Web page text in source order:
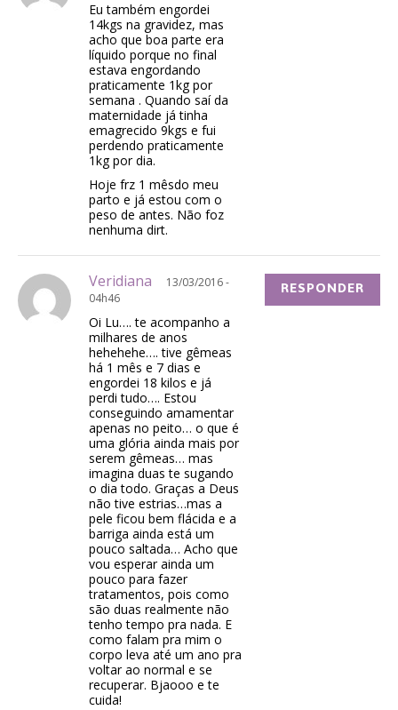
Eu também engordei
14kgs na gravidez, mas
acho que boa parte era
líquido porque no final
estava engordando
praticamente 1kg por
semana . Quando saí da
maternidade já tinha
emagrecido 9kgs e fui
perdendo praticamente
1kg por dia.
Hoje frz 1 mêsdo meu
parto e já estou com o
peso de antes. Não foz
nenhuma dirt.
Veridiana
13/03/2016 -
04h46
Oi Lu…. te acompanho a
milhares de anos
hehehehe…. tive gêmeas
há 1 mês e 7 dias e
engordei 18 kilos e já
perdi tudo…. Estou
conseguindo amamentar
apenas no peito… o que é
uma glória ainda mais por
serem gêmeas… mas
imagina duas te sugando
o dia todo. Graças a Deus
não tive estrias…mas a
pele ficou bem flácida e a
barriga ainda está um
pouco saltada… Acho que
vou esperar ainda um
pouco para fazer
tratamentos, pois como
são duas realmente não
tenho tempo pra nada. E
como falam pra mim o
corpo leva até um ano pra
voltar ao normal e se
recuperar. Bjaooo e te
cuida!
RESPONDER